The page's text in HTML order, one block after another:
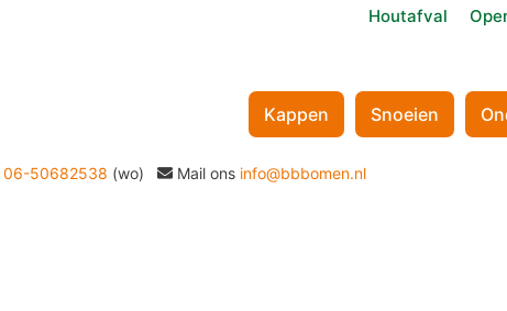
Houtafval
Kappen Snoeien
06-50682538 (wo) Mail ons info@bbbomen.nl